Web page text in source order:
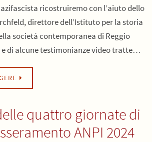
ricostruiremo con l’aiuto dello
direttore dell’Istituto per la storia
società contemporanea di Reggio
e di alcune testimonianze video tratte…
quattro giornate di
ANPI 2024